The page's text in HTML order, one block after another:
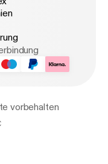
vorbehalten